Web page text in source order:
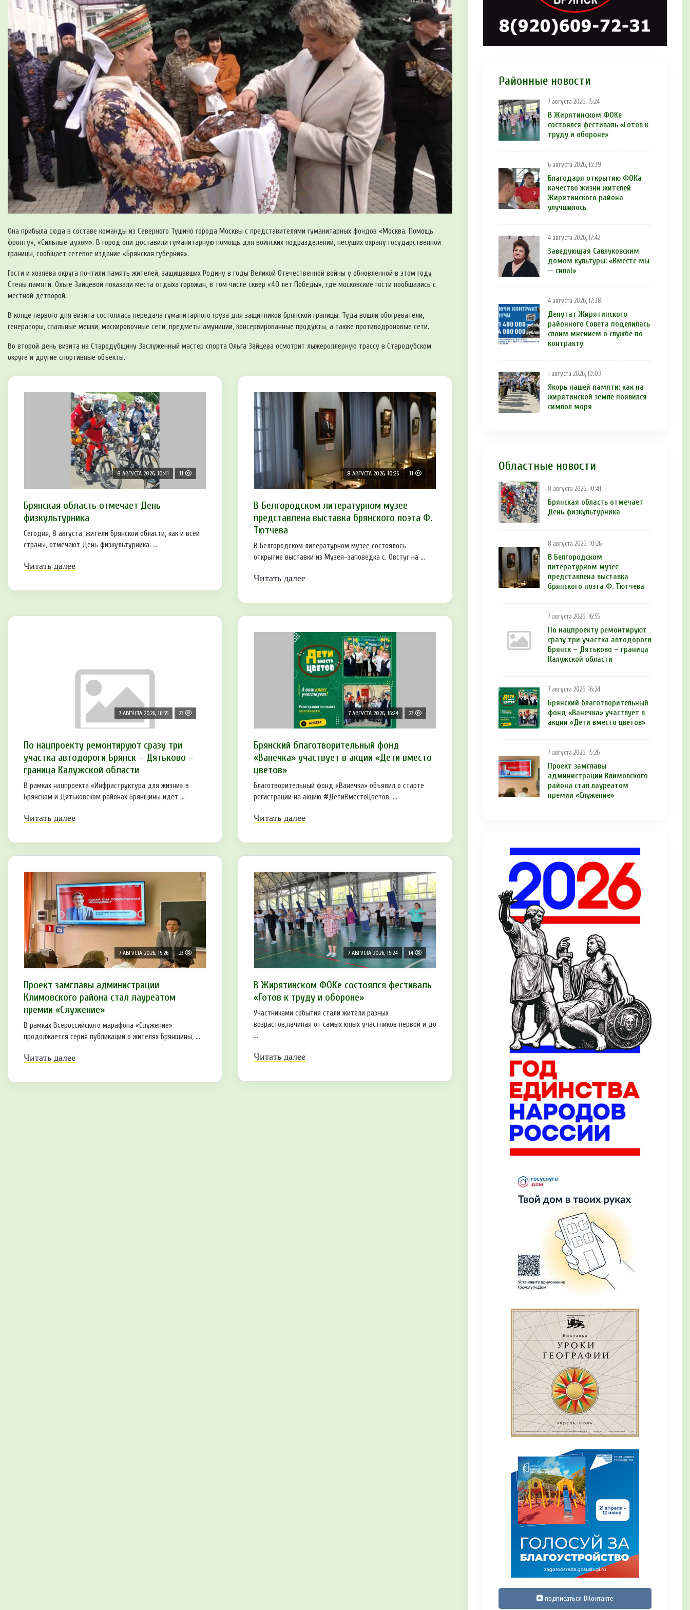
Она прибыла сюда в составе команды из Северного Тушино города Москвы с представителями гуманитарных фондов «Москва. Помощь
фронту», «Сильные духом». В город они доставили гуманитарную помощь для воинских подразделений, несущих охрану государственной
границы, сообщает сетевое издание «Брянская губерния».
Гости и хозяева округа почтили память жителей, защищавших Родину в годы Великой Отечественной войны у обновленной в этом году
Стены памяти. Ольге Зайцевой показали места отдыха горожан, в том числе сквер «40 лет Победы», где московские гости пообщались с
местной детворой.
В конце первого дня визита состоялась передача гуманитарного груза для защитников брянской границы. Туда вошли обогреватели,
генераторы, спальные мешки, маскировочные сети, предметы амуниции, консервированные продукты, а также противодроновые сети.
Во второй день визита на Стародубщину Заслуженный мастер спорта Ольга Зайцева осмотрит лыжероллерную трассу в Стародубском
округе и другие спортивные объекты.
8 АВГУСТА 2026, 10:41 11
Брянская область отмечает День
физкультурника
Сегодня, 8 августа, жители Брянской области, как и всей
страны, отмечают День физкультурника. ...
Читать далее
8 АВГУСТА 2026, 10:26 11
В Белгородском литературном музее
представлена выставка брянского поэта Ф.
Тютчева
В Белгородском литературном музее состоялось
открытие выставки из Музея-заповедка с. Овстуг на ...
Читать далее
7 АВГУСТА 2026, 16:55 23
По нацпроекту ремонтируют сразу три
участка автодороги Брянск – Дятьково –
граница Калужской области
В рамках нацпроекта «Инфраструктура для жизни» в
Брянском и Дятьковском районах Брянщины идет ...
Читать далее
7 АВГУСТА 2026, 16:24 23
Брянский благотворительный фонд
«Ванечка» участвует в акции «Дети вместо
цветов»
Благотворительный фонд «Ванечка» объявил о старте
регистрации на акцию #ДетиВместоЦветов, ...
Читать далее
7 АВГУСТА 2026, 15:26 23
Проект замглавы администрации
Климовского района стал лауреатом
премии «Служение»
В рамках Всероссийского марафона «Служение»
продолжается серия публикаций о жителях Брянщины, ...
Читать далее
7 АВГУСТА 2026, 15:24 14
В Жирятинском ФОКе состоялся фестиваль
«Готов к труду и обороне»
Участниками события стали жители разных
возрастов,начиная от самых юных участников первой и до
...
Читать далее
Районные новости
7 августа 2026, 15:24
В Жирятинском ФОКе
состоялся фестиваль «Готов к
труду и обороне»
6 августа 2026, 15:39
Благодаря открытию ФОКа
качество жизни жителей
Жирятинского района
улучшилось
4 августа 2026, 17:42
Заведующая Савлуковским
домом культуры: «Вместе мы
— сила!»
4 августа 2026, 17:38
Депутат Жирятинского
районного Совета поделилась
своим мнением о службе по
контракту
1 августа 2026, 10:03
Якорь нашей памяти: как на
жирятинской земле появился
символ моря
Областные новости
8 августа 2026, 10:41
Брянская область отмечает
День физкультурника
8 августа 2026, 10:26
В Белгородском
литературном музее
представлена выставка
брянского поэта Ф. Тютчева
7 августа 2026, 16:55
По нацпроекту ремонтируют
сразу три участка автодороги
Брянск – Дятьково – граница
Калужской области
7 августа 2026, 16:24
Брянский благотворительный
фонд «Ванечка» участвует в
акции «Дети вместо цветов»
7 августа 2026, 15:26
Проект замглавы
администрации Климовского
района стал лауреатом
премии «Служение»
подписаться ВКонтакте